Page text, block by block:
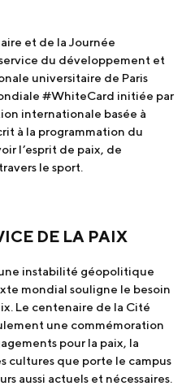
et de la Journée
du développement et
universitaire de Paris
#WhiteCard initiée par
internationale basée à
à la programmation du
l’esprit de paix, de
le sport.
DE LA PAIX
instabilité géopolitique
mondial souligne le besoin
Le centenaire de la Cité
une commémoration
pour la paix, la
cultures que porte le campus
aussi actuels et nécessaires.